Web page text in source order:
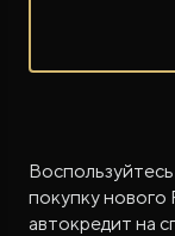
Совершенно новый
покупку нового
автокредит на